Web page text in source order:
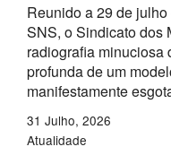
Reunido a 29 de
SNS, o Sindicato dos
radiografia minuciosa
profunda de um
manifestamente
31 Julho, 2026
Atualidade